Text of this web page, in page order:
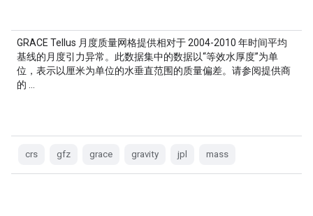
GRACE Tellus 月度质量网格提供相对于 2004-2010 年时间平均
基线的月度引力异常。此数据集中的数据以“等效水厚度”为单
位，表示以厘米为单位的水垂直范围的质量偏差。请参阅提供商
的 …
crs gfz grace gravity jpl mass